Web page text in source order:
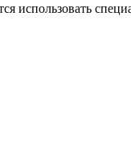
использовать